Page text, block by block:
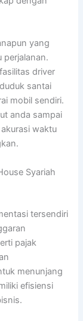
yang
perjalanan.
driver
santai
mobil sendiri.
anda sampai
waktu
Syariah
tersendiri
pajak
menunjang
efisiensi